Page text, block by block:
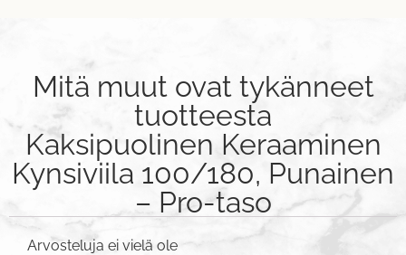
Mitä muut ovat tykänneet
tuotteesta
Kaksipuolinen Keraaminen
Kynsiviila 100/180, Punainen
– Pro-taso
Arvosteluja ei vielä ole